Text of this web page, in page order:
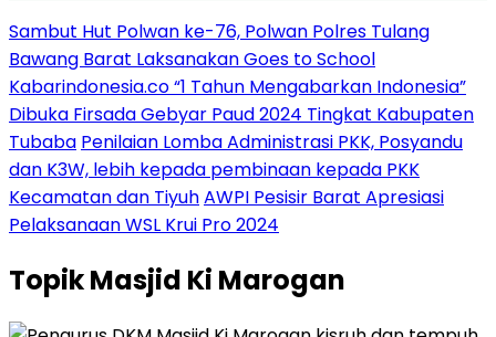
Sambut Hut Polwan ke-76, Polwan Polres Tulang
Bawang Barat Laksanakan Goes to School
Kabarindonesia.co “1 Tahun Mengabarkan Indonesia”
Dibuka Firsada Gebyar Paud 2024 Tingkat Kabupaten
Tubaba Penilaian Lomba Administrasi PKK, Posyandu
dan K3W, lebih kepada pembinaan kepada PKK
Kecamatan dan TiyuhAWPI Pesisir Barat Apresiasi
Pelaksanaan WSL Krui Pro 2024
TopikMasjid Ki Marogan